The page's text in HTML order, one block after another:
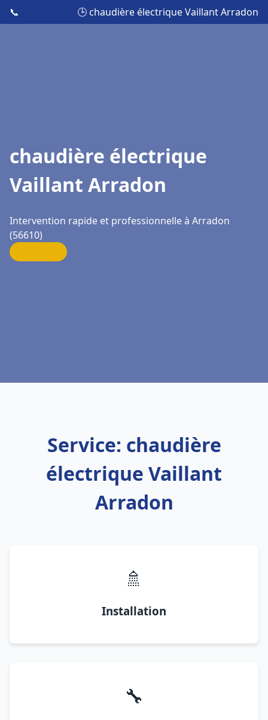
📞 🕒 chaudière électrique Vaillant Arradon
chaudière électrique
Vaillant Arradon
Intervention rapide et professionnelle à Arradon
(56610)
Service: chaudière
électrique Vaillant
Arradon
🚿
Installation
🔧